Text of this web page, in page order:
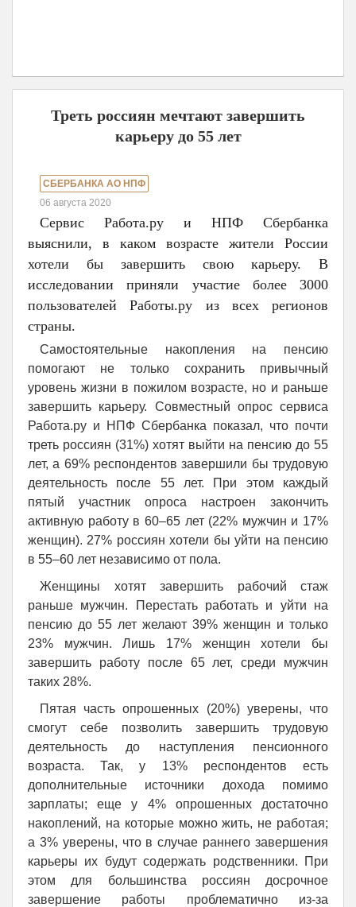
Треть россиян мечтают завершить
карьеру до 55 лет
СБЕРБАНКА АО НПФ
06 августа 2020
Сервис Работа.ру и НПФ Сбербанка
выяснили, в каком возрасте жители России
хотели бы завершить свою карьеру. В
исследовании приняли участие более 3000
пользователей Работы.ру из всех регионов
страны.
Самостоятельные накопления на пенсию
помогают не только сохранить привычный
уровень жизни в пожилом возрасте, но и раньше
завершить карьеру. Совместный опрос сервиса
Работа.ру и НПФ Сбербанка показал, что почти
треть россиян (31%) хотят выйти на пенсию до 55
лет, а 69% респондентов завершили бы трудовую
деятельность после 55 лет. При этом каждый
пятый участник опроса настроен закончить
активную работу в 60–65 лет (22% мужчин и 17%
женщин). 27% россиян хотели бы уйти на пенсию
в 55–60 лет независимо от пола.
Женщины хотят завершить рабочий стаж
раньше мужчин. Перестать работать и уйти на
пенсию до 55 лет желают 39% женщин и только
23% мужчин. Лишь 17% женщин хотели бы
завершить работу после 65 лет, среди мужчин
таких 28%.
Пятая часть опрошенных (20%) уверены, что
смогут себе позволить завершить трудовую
деятельность до наступления пенсионного
возраста. Так, у 13% респондентов есть
дополнительные источники дохода помимо
зарплаты; еще у 4% опрошенных достаточно
накоплений, на которые можно жить, не работая;
а 3% уверены, что в случае раннего завершения
карьеры их будут содержать родственники. При
этом для большинства россиян досрочное
завершение работы проблематично из-за